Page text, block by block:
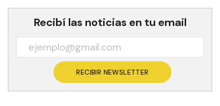
Recibí las noticias en tu email
RECIBIR NEWSLETTER